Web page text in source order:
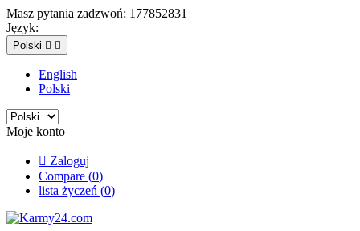
Masz pytania zadzwoń: 177852831
Język:
Polski  
English
Polski
Moje konto
 Zaloguj
Compare (0)
lista życzeń (0)